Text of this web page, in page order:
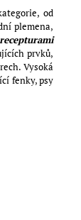
od
plemena,
prvků,
Vysoká
fenky, psy